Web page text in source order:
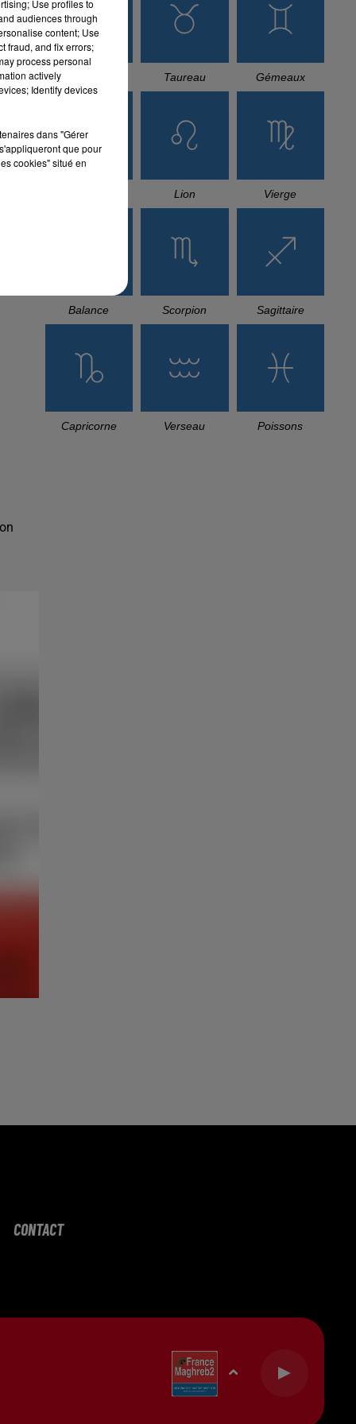
Taureau Gémeaux
Lion Vierge
Balance Scorpion Sagittaire
Capricorne Verseau Poissons
CONTACT
Use profiles to
audiences through
content; Use
fraud, and fix errors;
process personal
actively
Identify devices
dans "Gérer
que pour
cookies" situé en